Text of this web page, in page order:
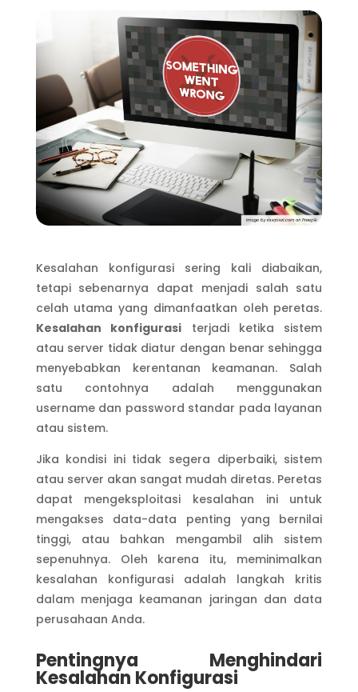
Kesalahan konfigurasi sering kali diabaikan,
tetapi sebenarnya dapat menjadi salah satu
celah utama yang dimanfaatkan oleh peretas.
Kesalahan konfigurasi terjadi ketika sistem
atau server tidak diatur dengan benar sehingga
menyebabkan kerentanan keamanan. Salah
satu contohnya adalah menggunakan
username dan password standar pada layanan
atau sistem.
Jika kondisi ini tidak segera diperbaiki, sistem
atau server akan sangat mudah diretas. Peretas
dapat mengeksploitasi kesalahan ini untuk
mengakses data-data penting yang bernilai
tinggi, atau bahkan mengambil alih sistem
sepenuhnya. Oleh karena itu, meminimalkan
kesalahan konfigurasi adalah langkah kritis
dalam menjaga keamanan jaringan dan data
perusahaan Anda.
Pentingnya Menghindari
Kesalahan Konfigurasi